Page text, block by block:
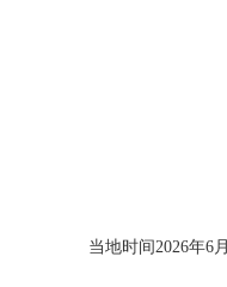
当地时间2026年6